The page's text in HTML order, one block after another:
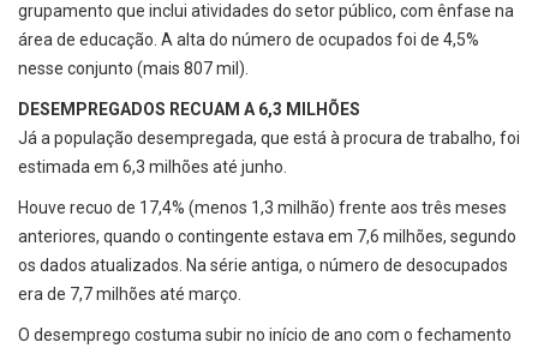
grupamento que inclui atividades do setor público, com ênfase na
área de educação. A alta do número de ocupados foi de 4,5%
nesse conjunto (mais 807 mil).
DESEMPREGADOS RECUAM A 6,3 MILHÕES
Já a população desempregada, que está à procura de trabalho, foi
estimada em 6,3 milhões até junho.
Houve recuo de 17,4% (menos 1,3 milhão) frente aos três meses
anteriores, quando o contingente estava em 7,6 milhões, segundo
os dados atualizados. Na série antiga, o número de desocupados
era de 7,7 milhões até março.
O desemprego costuma subir no início de ano com o fechamento